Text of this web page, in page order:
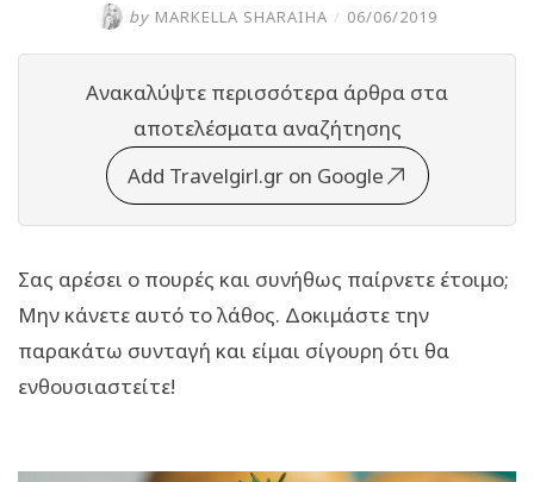
by MARKELLA SHARAIHA / 06/06/2019
Ανακαλύψτε περισσότερα άρθρα στα
αποτελέσματα αναζήτησης
Add Travelgirl.gr on Google
Σας αρέσει ο πουρές και συνήθως παίρνετε έτοιμο;
Μην κάνετε αυτό το λάθος. Δοκιμάστε την
παρακάτω συνταγή και είμαι σίγουρη ότι θα
ενθουσιαστείτε!